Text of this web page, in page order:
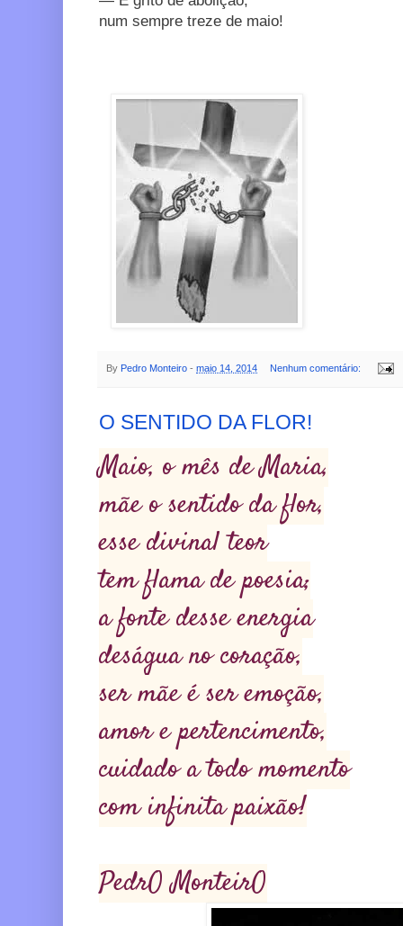
num sempre treze de maio!
By Pedro Monteiro - maio 14, 2014 Nenhum comentário:
O SENTIDO DA FLOR!
Maio, o mês de Maria,
mãe o sentido da flor,
esse divinal teor
tem flama de poesia;
a fonte desse energia
deságua no coração,
ser mãe é ser emoção,
amor e pertencimento,
cuidado a todo momento
com infinita paixão!
PedrO MonteirO